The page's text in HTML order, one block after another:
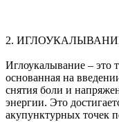
2.
Иглоукалывание – это
основанная на
снятия боли и
энергии. Это
акупунктурных точек